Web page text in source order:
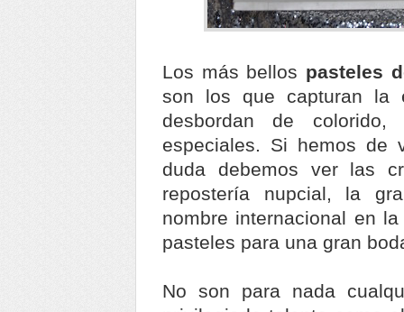
Los más bellos pasteles
son los que capturan la
desbordan de
especiales. Si hemos de
duda debemos ver las
repostería nupcial, la
nombre internacional en
pasteles para una gran
No son para nada